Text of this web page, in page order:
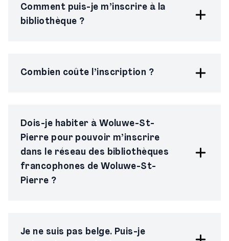
Comment puis-je m’inscrire à la
bibliothèque ?
Combien coûte l’inscription ?
Dois-je habiter à Woluwe-St-
Pierre pour pouvoir m’inscrire
dans le réseau des bibliothèques
francophones de Woluwe-St-
Pierre ?
Je ne suis pas belge. Puis-je